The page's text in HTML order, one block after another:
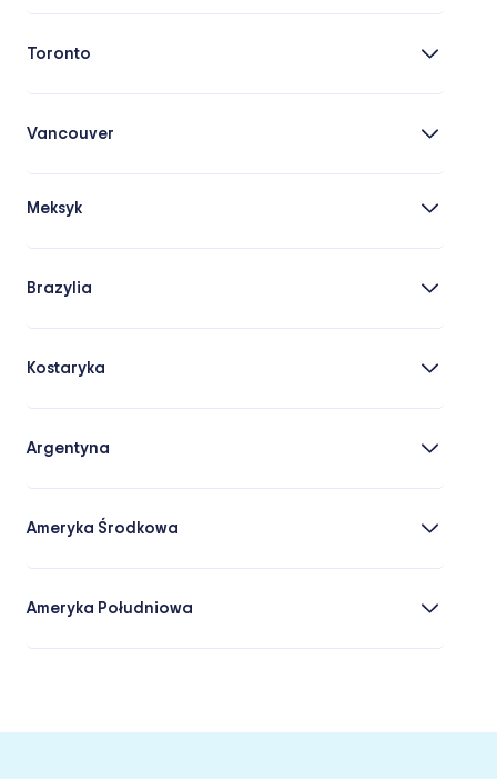
Toronto
Vancouver
Meksyk
Brazylia
Kostaryka
Argentyna
Ameryka Środkowa
Ameryka Południowa